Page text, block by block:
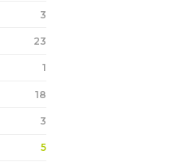
3
23
1
18
3
5